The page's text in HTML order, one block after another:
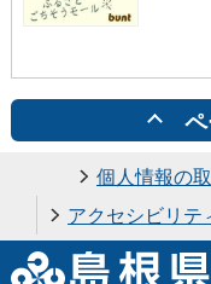
個人情報の
アクセシビリテ